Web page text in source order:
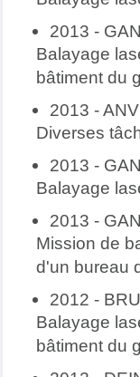
2013 -
Balayage
bâtiment du
2013 -
Diverses
2013 -
Balayage
2013 -
Mission de
d'un bureau
2012 -
Balayage
bâtiment du